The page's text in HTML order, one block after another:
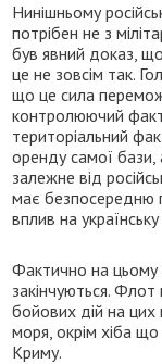
Нинішньому
потрібен не з
був явний доказ, що
це не зовсім так.
що це сила
контролюючий
територіальний
оренду самої бази,
залежне від
має безпосередню
вплив на
Фактично на цьому
закінчуються.
бойових дій на цих
моря, окрім хіба
Криму.